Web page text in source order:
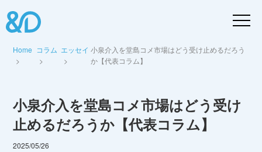
Home コラム エッセイ 小泉介入を堂島コメ市場はどう受け止めるだろう
か【代表コラム】
小泉介入を堂島コメ市場はどう受け
止めるだろうか【代表コラム】
2025/05/26